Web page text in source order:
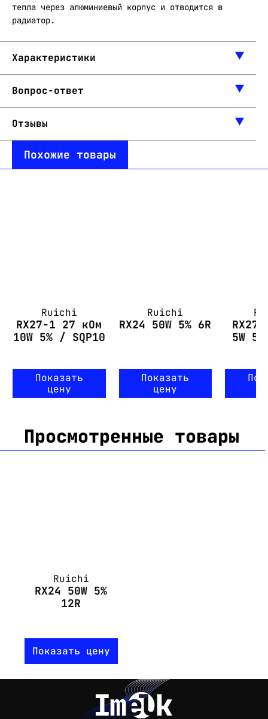
тепла через алюминиевый корпус и отводится в
радиатор.
Характеристики
Вопрос-ответ
Отзывы
Похожие товары
Ruichi
RX27-1 27 кОм
10W 5% / SQP10
Показать
цену
Ruichi
RX24 50W 5% 6R
Показать
цену
5W
Просмотренные товары
Ruichi
RX24 50W 5%
12R
Показать цену